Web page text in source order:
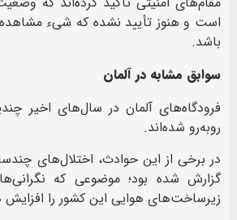
است و هنوز تأیید نشده که شیء
باشد.
سوابق مشابه در آلمان
فرودگاه‌های آلمان در سال‌های اخیر
روبه‌رو شده‌اند.
در برخی از این حوادث، اختلال‌های
گزارش شده بود؛ موضوعی که
زیرساخت‌های هوایی این کشور را